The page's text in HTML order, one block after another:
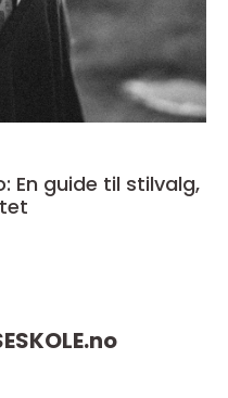
En guide til stilvalg,
no